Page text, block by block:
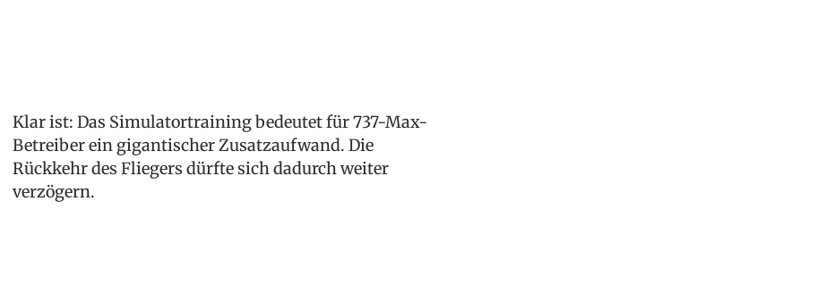
Klar ist: Das Simulatortraining bedeutet für 737-Max-
Betreiber ein gigantischer Zusatzaufwand. Die
Rückkehr des Fliegers dürfte sich dadurch weiter
verzögern.